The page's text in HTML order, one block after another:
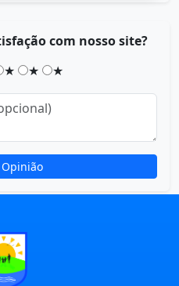
com nosso site?
★ ★ ★